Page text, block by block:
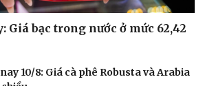
Giá bạc trong nước ở mức 62,42
10/8: Giá cà phê Robusta và Arabia